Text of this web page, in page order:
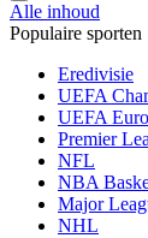
Alle inhoud
Populaire sporten
Eredivisie
UEFA
UEFA
Premier
NFL
NBA
Major
NHL